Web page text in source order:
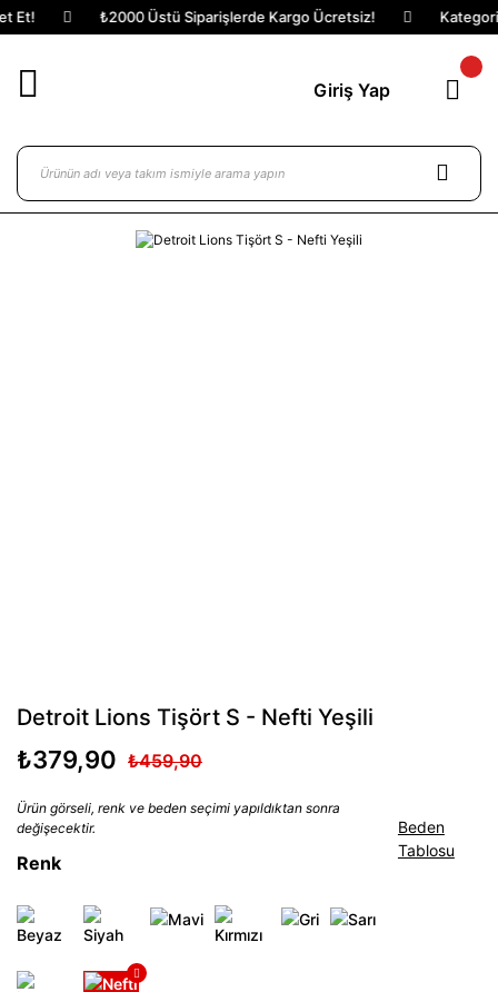
₺2000 Üstü Siparişlerde Kargo Ücretsiz!
Giriş Yap
Detroit Lions Tişört S - Nefti Yeşili
₺379,90 ₺459,90
Ürün görseli, renk ve beden seçimi yapıldıktan sonra
değişecektir.
Renk
Beden
Tablosu